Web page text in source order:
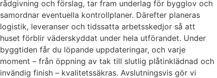
rådgivning och förslag, tar fram underlag för bygglov och
samordnar eventuella kontrollplaner. Därefter planeras
logistik, leveranser och tidssatta arbetsskedjor så att
huset förblir väderskyddat under hela utförandet. Under
byggtiden får du löpande uppdateringar, och varje
moment – från öppning av tak till slutlig plåtinklädnad och
invändig finish – kvalitetssäkras. Avslutningsvis gör vi